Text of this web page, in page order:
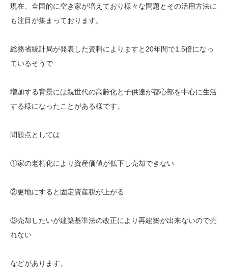
現在、全国的に空き家が増えており様々な問題とその活用方法に
も注目が集まっております。
総務省統計局が発表した資料によりますと20年間で1.5倍になっ
ているそうで
増加する背景には親世代の高齢化と子供達が都心部を中心に生活
する様になったことがある様です。
問題点としては
①家の老朽化により資産価値が低下し売却できない
②更地にすると固定資産税が上がる
③売却したいが建築基準法の改正により再建築が出来ないので売
れない
などがあります。